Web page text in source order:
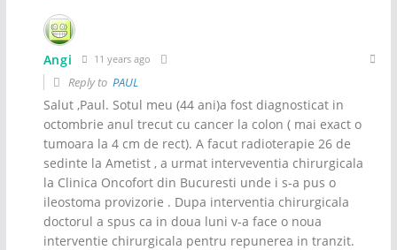
Angi 11 years ago
Reply to PAUL
Salut ,Paul. Sotul meu (44 ani)a fost diagnosticat in
octombrie anul trecut cu cancer la colon ( mai exact o
tumoara la 4 cm de rect). A facut radioterapie 26 de
sedinte la Ametist , a urmat interveventia chirurgicala
la Clinica Oncofort din Bucuresti unde i s-a pus o
ileostoma provizorie . Dupa interventia chirurgicala
doctorul a spus ca in doua luni v-a face o noua
interventie chirurgicala pentru repunerea in tranzit.